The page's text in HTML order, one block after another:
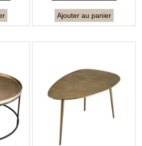
Ajouter au panier